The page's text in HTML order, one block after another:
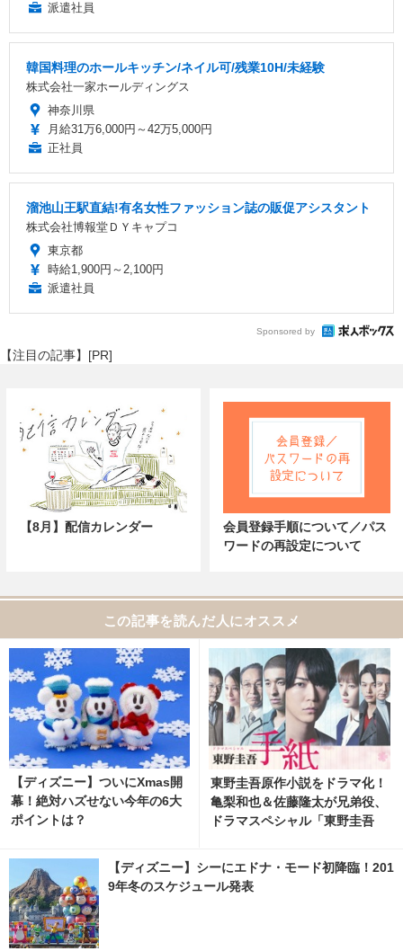
派遣社員
韓国料理のホールキッチン/ネイル可/残業10H/未経験
株式会社一家ホールディングス
神奈川県
月給31万6,000円～42万5,000円
正社員
溜池山王駅直結!有名女性ファッション誌の販促アシスタント
株式会社博報堂ＤＹキャプコ
東京都
時給1,900円～2,100円
派遣社員
Sponsored by
【注目の記事】[PR]
【8月】配信カレンダー
会員登録手順について／パス
ワードの再設定について
この記事を読んだ人にオススメ
【ディズニー】ついにXmas開
幕！絶対ハズせない今年の6大
ポイントは？
東野圭吾原作小説をドラマ化！
亀梨和也＆佐藤隆太が兄弟役、
ドラマスペシャル「東野圭吾
【ディズニー】シーにエドナ・モード初降臨！201
9年冬のスケジュール発表